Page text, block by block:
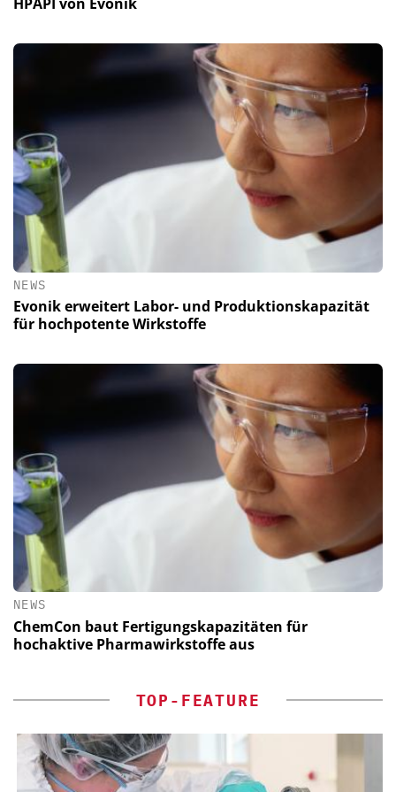
NEWS
Evonik erweitert Labor- und Produktionskapazität
für hochpotente Wirkstoffe
NEWS
ChemCon baut Fertigungskapazitäten für
hochaktive Pharmawirkstoffe aus
TOP-FEATURE